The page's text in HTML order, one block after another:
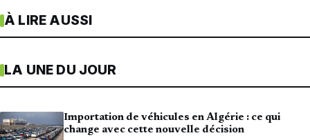
À LIRE AUSSI
LA UNE DU JOUR
Importation de véhicules en Algérie : ce qui
change avec cette nouvelle décision